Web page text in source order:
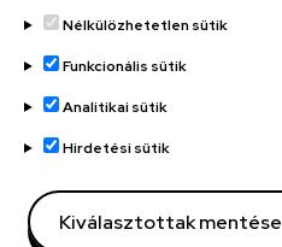
Adatvédelem
Adatvédelem
Régi oldal
Nélkülözhetetlen sütik
Funkcionális sütik
Analitikai sütik
Hirdetési sütik
Kiválasztottak mentése